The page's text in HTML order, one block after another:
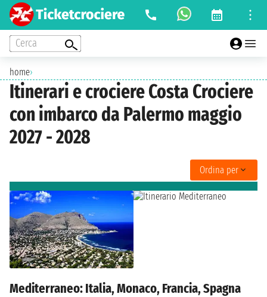
Cerca
home›
Itinerari e crociere Costa Crociere
con imbarco da Palermo maggio
2027 - 2028
Ordina per
Mediterraneo: Italia, Monaco, Francia, Spagna